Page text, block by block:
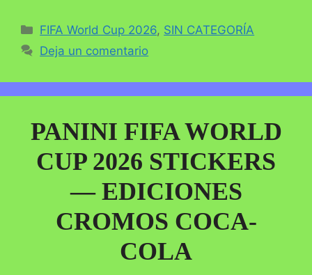
Categorías
FIFA World Cup 2026, SIN CATEGORÍA
Deja un comentario
PANINI FIFA WORLD
CUP 2026 STICKERS
— EDICIONES
CROMOS COCA-
COLA